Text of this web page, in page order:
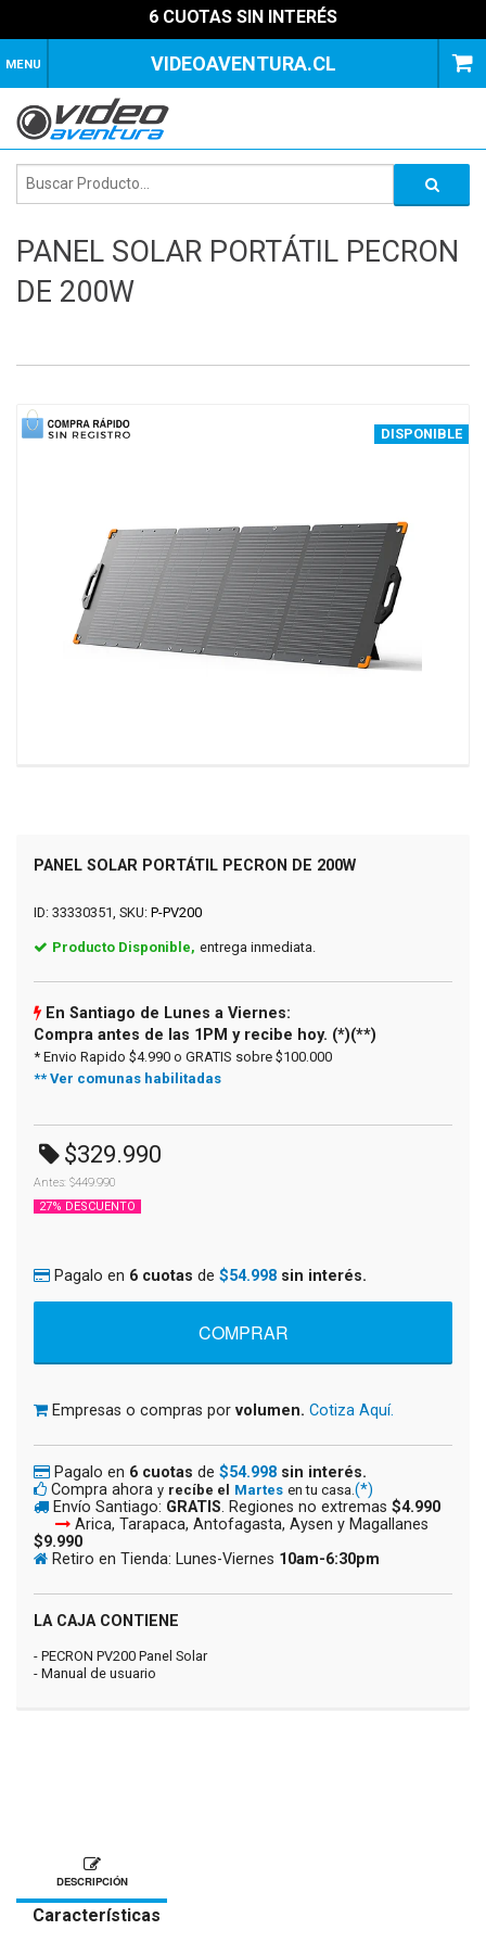
6 CUOTAS SIN INTERÉS
MENU VIDEOAVENTURA.CL
PANEL SOLAR PORTÁTIL PECRON
DE 200W
DISPONIBLE
1 of 1
PANEL SOLAR PORTÁTIL PECRON DE 200W
ID: 33330351, SKU: P-PV200
Producto Disponible, entrega inmediata.
En Santiago de Lunes a Viernes:
Compra antes de las 1PM y recibe hoy. (*)(**)
* Envio Rapido $4.990 o GRATIS sobre $100.000
** Ver comunas habilitadas
$329.990
Antes: $449.990
27% DESCUENTO
Pagalo en 6 cuotas de $54.998 sin interés.
Empresas o compras por volumen. Cotiza Aquí.
Pagalo en 6 cuotas de $54.998 sin interés.
Compra ahora y recíbe el Martes en tu casa. (*)
Envío Santiago: GRATIS. Regiones no extremas $4.990
Arica, Tarapaca, Antofagasta, Aysen y Magallanes
$9.990
Retiro en Tienda: Lunes-Viernes 10am-6:30pm
LA CAJA CONTIENE
- PECRON PV200 Panel Solar
- Manual de usuario
DESCRIPCIÓN
Características